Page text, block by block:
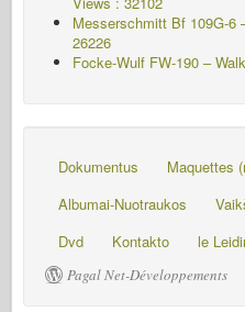
Messerschmitt Bf 109G-6
26226
Focke-Wulf FW-190 –
Dokumentus
Maquettes
Albumai-Nuotraukos
Dvd
Kontakto le
Pagal Net-Développements